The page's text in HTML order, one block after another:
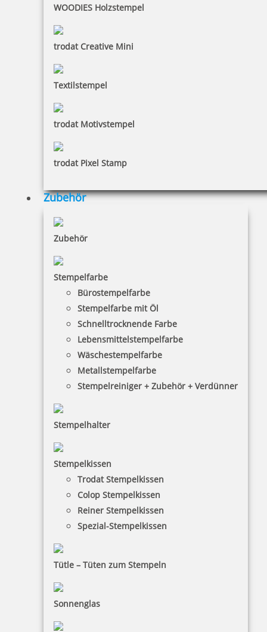
WOODIES Holzstempel
trodat Creative Mini
Textilstempel
trodat Motivstempel
trodat Pixel Stamp
Zubehör
Zubehör
Stempelfarbe
Bürostempelfarbe
Stempelfarbe mit Öl
Schnelltrocknende Farbe
Lebensmittelstempelfarbe
Wäschestempelfarbe
Metallstempelfarbe
Stempelreiniger + Zubehör + Verdünner
Stempelhalter
Stempelkissen
Trodat Stempelkissen
Colop Stempelkissen
Reiner Stempelkissen
Spezial-Stempelkissen
Tütle – Tüten zum Stempeln
Sonnenglas
Jetzt gestalten
Trodat Professional 5205 Mehrfarbiger Stempel
92,03 €
Jetzt gestalten
Trodat Professional 5206 Mehrfarbiger Stempel
Jetzt gestalten
Trodat Professional 5274 Mehrfarbiger Stempel